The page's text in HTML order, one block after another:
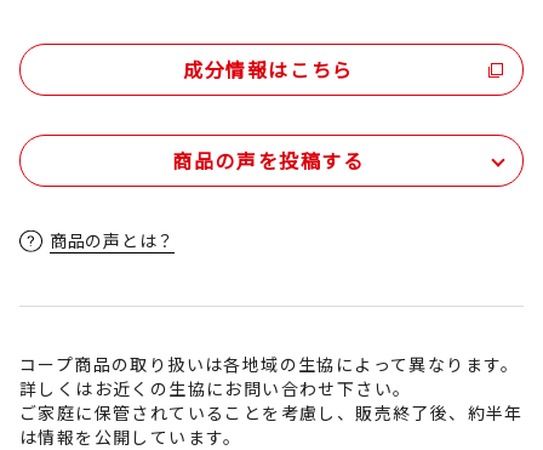
成分情報はこちら
商品の声を投稿する
商品の声とは？
コープ商品の取り扱いは各地域の生協によって異なります。
詳しくはお近くの生協にお問い合わせ下さい。
ご家庭に保管されていることを考慮し、販売終了後、約半年
は情報を公開しています。